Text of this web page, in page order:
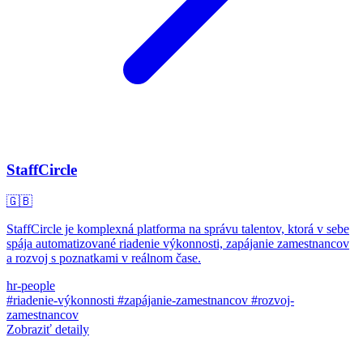
StaffCircle
🇬🇧
StaffCircle je komplexná platforma na správu talentov, ktorá v sebe
spája automatizované riadenie výkonnosti, zapájanie zamestnancov
a rozvoj s poznatkami v reálnom čase.
hr-people
#riadenie-výkonnosti #zapájanie-zamestnancov #rozvoj-
zamestnancov
Zobraziť detaily